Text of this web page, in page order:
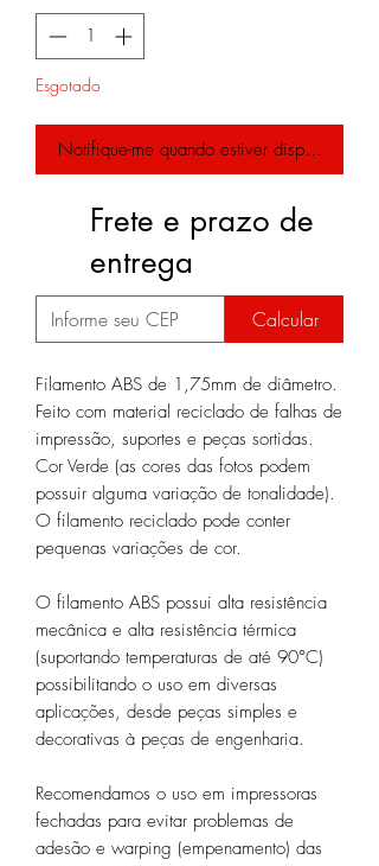
Esgotado
Notifique-me quando estiver disponível
Calcular
Frete e prazo de
entrega
Filamento ABS de 1,75mm de diâmetro.
Feito com material reciclado de falhas de
impressão, suportes e peças sortidas.
Cor Verde (as cores das fotos podem
possuir alguma variação de tonalidade).
O filamento reciclado pode conter
pequenas variações de cor.
O filamento ABS possui alta resistência
mecânica e alta resistência térmica
(suportando temperaturas de até 90°C)
possibilitando o uso em diversas
aplicações, desde peças simples e
decorativas à peças de engenharia.
Recomendamos o uso em impressoras
fechadas para evitar problemas de
adesão e warping (empenamento) das